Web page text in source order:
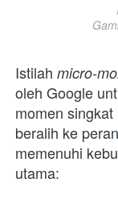
Istilah micro-
oleh Google
momen
beralih ke
memenuhi
utama: